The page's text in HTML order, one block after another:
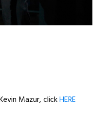
Mazur, clickHERE